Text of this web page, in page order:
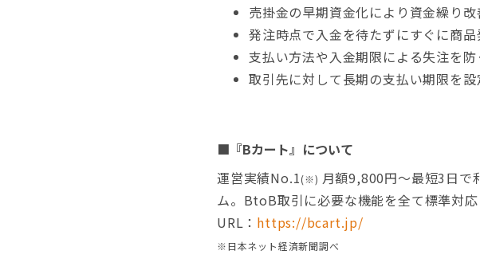
売掛金の早期資金化により資金繰り改
発注時点で入金を待たずにすぐに商
支払い方法や入金期限による失注を
取引先に対して長期の支払い期限を
■『Bカート』について
運営実績No.1(※) 月額9,800円～最短3日で
ム。BtoB取引に必要な機能を全て標準対
URL： https://bcart.jp/
※日本ネット経済新聞調べ